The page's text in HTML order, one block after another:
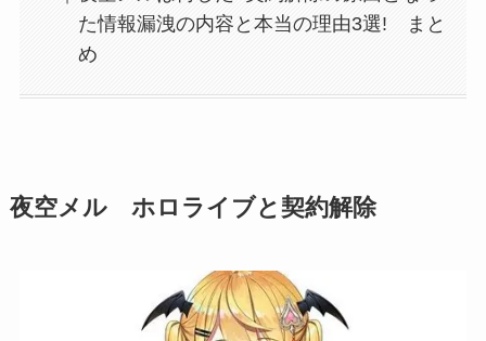
た情報漏洩の内容と本当の理由3選! まと
め
夜空メル ホロライブと契約解除